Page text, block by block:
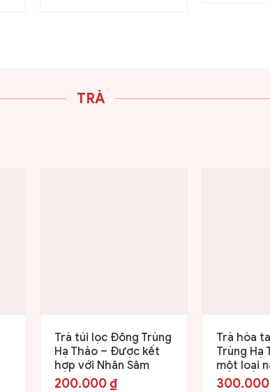
TRÀ
Trà túi lọc Đông Trùng
Hạ Thảo – Được kết
hợp với Nhân Sâm
200.000 ₫
Trà hòa
Trùng Hạ
một loại
300.000